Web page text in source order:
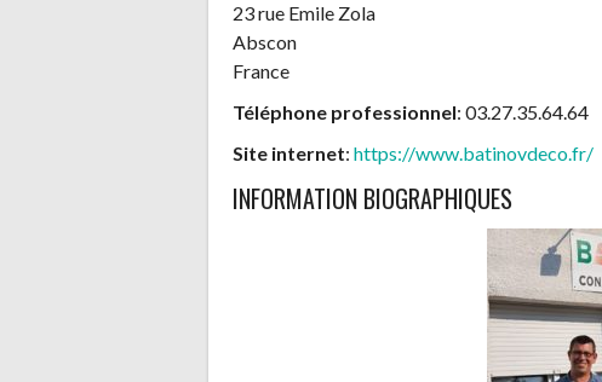
23 rue Emile Zola
Abscon
France
Téléphone professionnel: 03.27.35.64.64
Site internet: https://www.batinovdeco.fr/
INFORMATION BIOGRAPHIQUES